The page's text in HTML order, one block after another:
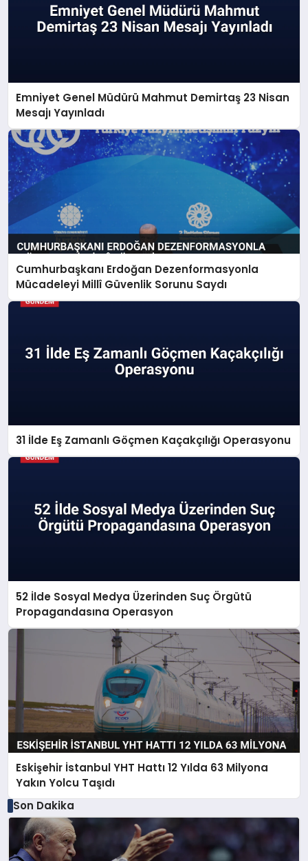
Emniyet Genel Müdürü Mahmut Demirtaş 23 Nisan
Mesajı Yayınladı
Cumhurbaşkanı Erdoğan Dezenformasyonla
Mücadeleyi Millî Güvenlik Sorunu Saydı
31 İlde Eş Zamanlı Göçmen Kaçakçılığı Operasyonu
52 İlde Sosyal Medya Üzerinden Suç Örgütü
Propagandasına Operasyon
Eskişehir İstanbul YHT Hattı 12 Yılda 63 Milyona
Yakın Yolcu Taşıdı
Son Dakika